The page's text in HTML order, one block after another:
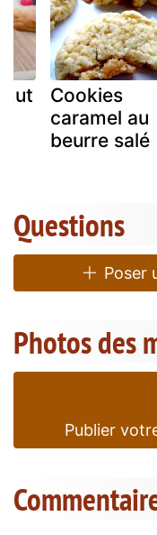
Cookies
caramel au
beurre salé
Questions
Poser
Photos des
Publier